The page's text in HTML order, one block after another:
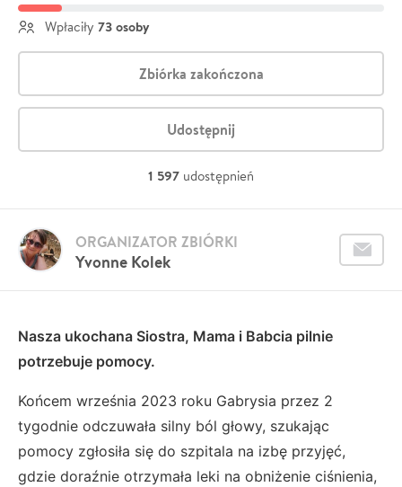
Wpłaciły 73 osoby
Zbiórka zakończona
Udostępnij
1 597 udostępnień
Yvonne Kolek
ORGANIZATOR ZBIÓRKI
Nasza ukochana Siostra, Mama i Babcia pilnie
potrzebuje pomocy.
Końcem września 2023 roku Gabrysia przez 2
tygodnie odczuwała silny ból głowy, szukając
pomocy zgłosiła się do szpitala na izbę przyjęć,
gdzie doraźnie otrzymała leki na obniżenie ciśnienia,